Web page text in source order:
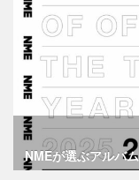
NMEが選ぶアルバ